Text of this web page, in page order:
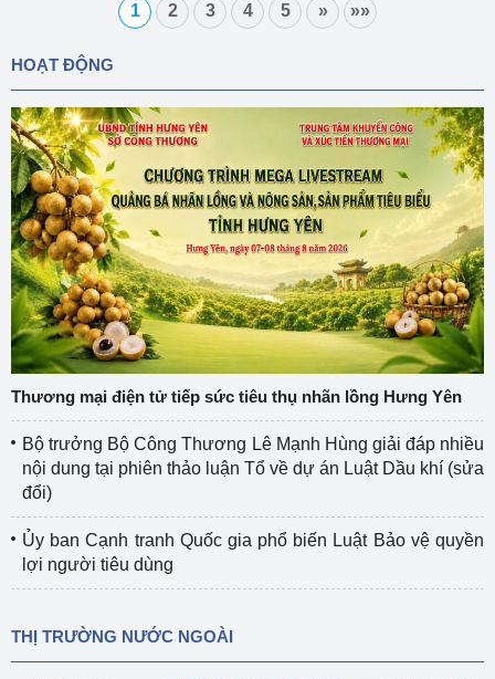
1 2 3 4 5 » »»
HOẠT ĐỘNG
Thương mại điện tử tiếp sức tiêu thụ nhãn lồng Hưng Yên
Bộ trưởng Bộ Công Thương Lê Mạnh Hùng giải đáp nhiều
nội dung tại phiên thảo luận Tổ về dự án Luật Dầu khí (sửa
đổi)
Ủy ban Cạnh tranh Quốc gia phổ biến Luật Bảo vệ quyền
lợi người tiêu dùng
THỊ TRƯỜNG NƯỚC NGOÀI